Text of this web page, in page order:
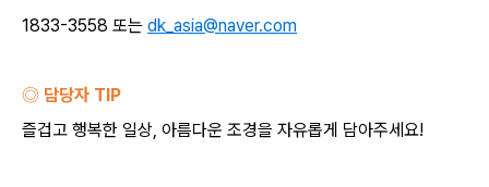
1833-3558 또는 dk_asia@naver.com
◎ 담당자 TIP
즐겁고 행복한 일상, 아름다운 조경을 자유롭게 담아주세요!